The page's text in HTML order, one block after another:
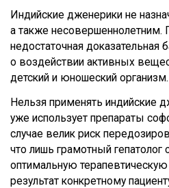
Индийские дженерики не
а также несовершеннолетним.
недостаточная доказательная
о воздействии активных
детский и юношеский организм.
Нельзя применять индийские
уже использует препараты
случае велик риск
что лишь грамотный
оптимальную
результат конкретному